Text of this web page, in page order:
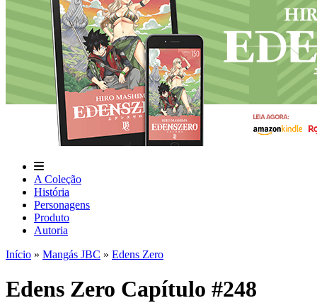
A Coleção
História
Personagens
Produto
Autoria
Início » Mangás JBC » Edens Zero
Edens Zero Capítulo #248